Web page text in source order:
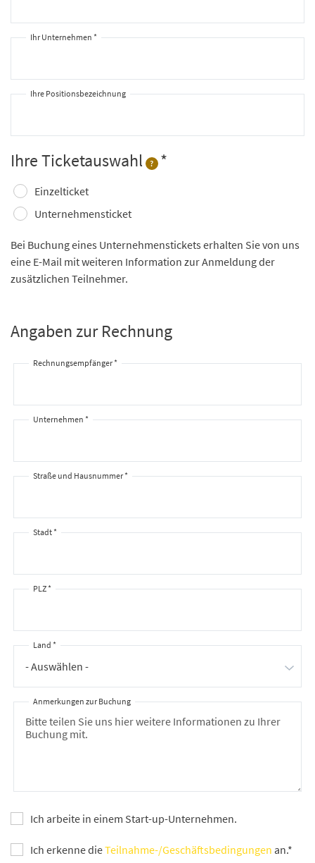
Ihr Unternehmen *
Ihre Positionsbezeichnung
Ihre Ticketauswahl ?
Einzelticket
Unternehmensticket
Bei Buchung eines Unternehmenstickets erhalten Sie von uns
eine E-Mail mit weiteren Information zur Anmeldung der
zusätzlichen Teilnehmer.
Angaben zur Rechnung
Rechnungsempfänger *
Unternehmen *
Straße und Hausnummer *
Stadt *
PLZ *
Land *
Anmerkungen zur Buchung
Ich arbeite in einem Start-up-Unternehmen.
Ich erkenne dieTeilnahme-/Geschäftsbedingungen an.